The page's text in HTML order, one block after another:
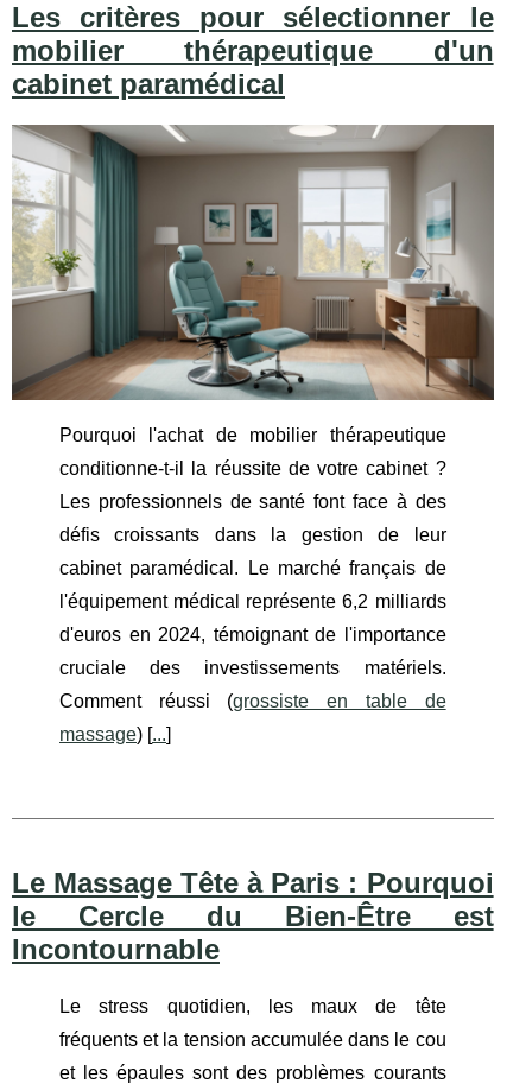
Les critères pour sélectionner le
mobilier thérapeutique d'un
cabinet paramédical
Pourquoi l'achat de mobilier thérapeutique
conditionne-t-il la réussite de votre cabinet ?
Les professionnels de santé font face à des
défis croissants dans la gestion de leur
cabinet paramédical. Le marché français de
l'équipement médical représente 6,2 milliards
d'euros en 2024, témoignant de l'importance
cruciale des investissements matériels.
Comment réussi (grossiste en table de
massage) [...]
Le Massage Tête à Paris : Pourquoi
le Cercle du Bien-Être est
Incontournable
Le stress quotidien, les maux de tête
fréquents et la tension accumulée dans le cou
et les épaules sont des problèmes courants